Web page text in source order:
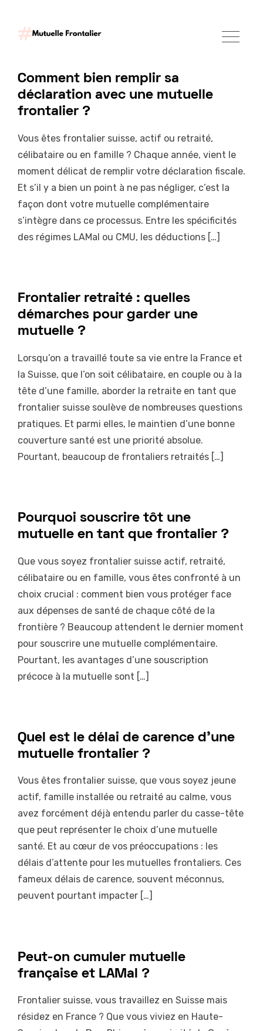
Comment bien remplir sa
déclaration avec une mutuelle
frontalier ?
Vous êtes frontalier suisse, actif ou retraité,
célibataire ou en famille ? Chaque année, vient le
moment délicat de remplir votre déclaration fiscale.
Et s’il y a bien un point à ne pas négliger, c’est la
façon dont votre mutuelle complémentaire
s’intègre dans ce processus. Entre les spécificités
des régimes LAMal ou CMU, les déductions […]
Frontalier retraité : quelles
démarches pour garder une
mutuelle ?
Lorsqu’on a travaillé toute sa vie entre la France et
la Suisse, que l’on soit célibataire, en couple ou à la
tête d’une famille, aborder la retraite en tant que
frontalier suisse soulève de nombreuses questions
pratiques. Et parmi elles, le maintien d’une bonne
couverture santé est une priorité absolue.
Pourtant, beaucoup de frontaliers retraités […]
Pourquoi souscrire tôt une
mutuelle en tant que frontalier ?
Que vous soyez frontalier suisse actif, retraité,
célibataire ou en famille, vous êtes confronté à un
choix crucial : comment bien vous protéger face
aux dépenses de santé de chaque côté de la
frontière ? Beaucoup attendent le dernier moment
pour souscrire une mutuelle complémentaire.
Pourtant, les avantages d’une souscription
précoce à la mutuelle sont […]
Quel est le délai de carence d’une
mutuelle frontalier ?
Vous êtes frontalier suisse, que vous soyez jeune
actif, famille installée ou retraité au calme, vous
avez forcément déjà entendu parler du casse-tête
que peut représenter le choix d’une mutuelle
santé. Et au cœur de vos préoccupations : les
délais d’attente pour les mutuelles frontaliers. Ces
fameux délais de carence, souvent méconnus,
peuvent pourtant impacter […]
Peut-on cumuler mutuelle
française et LAMal ?
Frontalier suisse, vous travaillez en Suisse mais
résidez en France ? Que vous viviez en Haute-